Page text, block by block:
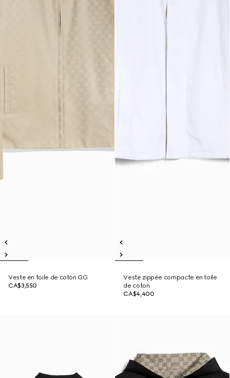
Veste en toile de coton GG
CA$3,550
Veste zippée compacte en toile
de coton
CA$4,400